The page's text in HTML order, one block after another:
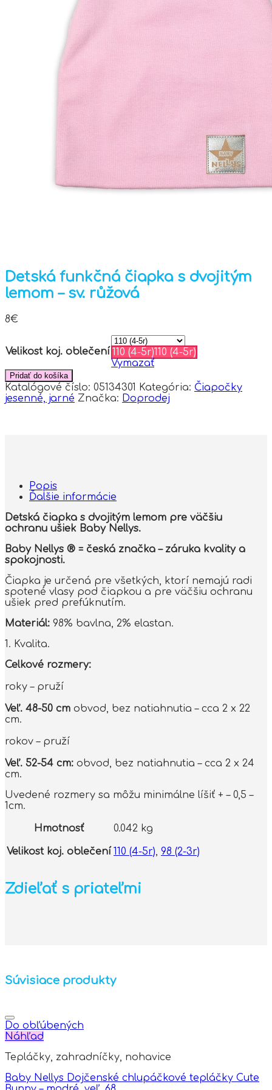
Detská funkčná čiapka s dvojitým
lemom – sv. růžová
8€
Velikost koj. oblečení 110 (4-5r)110 (4-5r)
Vymazať
Pridať do košíka
Katalógové číslo: 05134301 Kategória: Čiapočky
jesenné, jarné Značka: Doprodej
Popis
Ďalšie informácie
Detská čiapka s dvojitým lemom pre väčšiu
ochranu ušiek Baby Nellys.
Baby Nellys ® = česká značka – záruka kvality a
spokojnosti.
Čiapka je určená pre všetkých, ktorí nemajú radi
spotené vlasy pod čiapkou a pre väčšiu ochranu
ušiek pred prefúknutím.
Materiál: 98% bavlna, 2% elastan.
1. Kvalita.
Celkové rozmery:
roky – pruží
Veľ. 48-50 cm obvod, bez natiahnutia – cca 2 x 22
cm.
rokov – pruží
Veľ. 52-54 cm: obvod, bez natiahnutia – cca 2 x 24
cm.
Uvedené rozmery sa môžu minimálne líšiť + – 0,5 –
1cm.
Hmotnosť 0.042 kg
Velikost koj. oblečení 110 (4-5r), 98 (2-3r)
Zdieľať s priateľmi
Súvisiace produkty
Do obľúbených
Náhľad
Tepláčky, zahradníčky, nohavice
Baby Nellys Dojčenské chlupáčkové tepláčky Cute